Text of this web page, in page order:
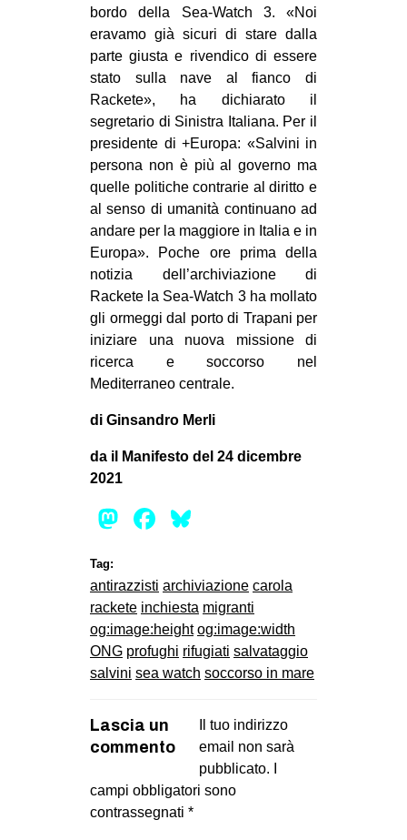
bordo della Sea-Watch 3. «Noi
eravamo già sicuri di stare dalla
parte giusta e rivendico di essere
stato sulla nave al fianco di
Rackete», ha dichiarato il
segretario di Sinistra Italiana. Per il
presidente di +Europa: «Salvini in
persona non è più al governo ma
quelle politiche contrarie al diritto e
al senso di umanità continuano ad
andare per la maggiore in Italia e in
Europa». Poche ore prima della
notizia dell’archiviazione di
Rackete la Sea-Watch 3 ha mollato
gli ormeggi dal porto di Trapani per
iniziare una nuova missione di
ricerca e soccorso nel
Mediterraneo centrale.
di Ginsandro Merli
da il Manifesto del 24 dicembre
2021
Mastodon
Facebook
Tag:
antirazzisti archiviazione carola
rackete inchiesta migranti
og:image:height og:image:width
ONG profughi rifugiati salvataggio
salvini sea watch soccorso in mare
Lascia un
commento
Il tuo indirizzo
email non sarà
pubblicato.
campi obbligatori sono
contrassegnati *